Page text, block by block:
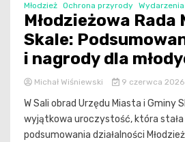
Młodzież Ochrona przyrody Wydarzenia
Młodzieżowa Rada
Skale:
i nagrody dla
Michał Wiśniewski 9 czerwca 2026
W Sali obrad Urzędu Miasta i Gminy
wyjątkowa uroczystość, która stała
podsumowania działalności